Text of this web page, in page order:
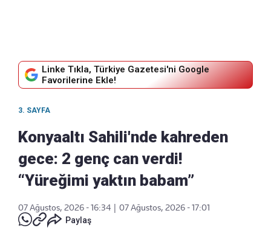
Linke Tıkla, Türkiye Gazetesi'ni Google
Favorilerine Ekle!
3. SAYFA
Konyaaltı Sahili'nde kahreden
gece: 2 genç can verdi!
“Yüreğimi yaktın babam”
07 Ağustos, 2026 - 16:34
07 Ağustos, 2026 - 17:01
Paylaş